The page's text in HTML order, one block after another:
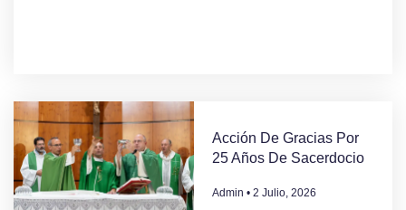
Acción De Gracias Por
25 Años De Sacerdocio
Admin 2 Julio, 2026